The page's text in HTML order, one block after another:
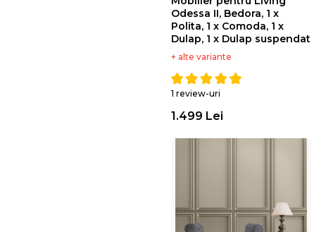
Odessa II, Bedora, 1 x
Polita, 1 x Comoda, 1 x
Dulap, 1 x Dulap suspendat
+ alte variante
1 review-uri
1.499 Lei